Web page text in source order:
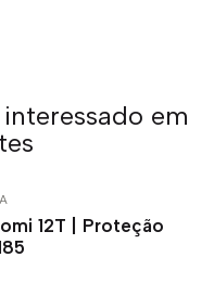
em
12T | Proteção